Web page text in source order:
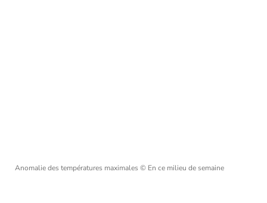
Anomalie des températures maximales © En ce milieu de semaine